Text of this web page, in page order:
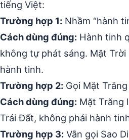
tiếng Việt:
Trường hợp 1: Nhầm “hành
Cách dùng đúng: Hành tinh
không tự phát sáng. Mặt Trời
hành tinh.
Trường hợp 2: Gọi Mặt
Cách dùng đúng: Mặt Trăng
Trái Đất, không phải hành
Trường hợp 3: Vẫn gọi Sao